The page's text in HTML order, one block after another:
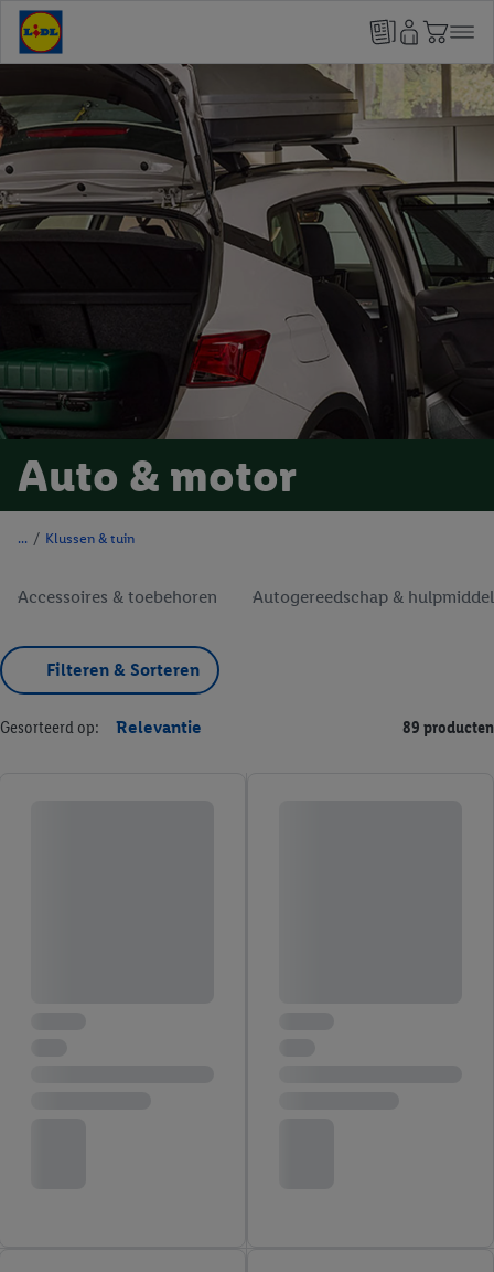
Auto & motor
/ Klussen & tuin
Accessoires & toebehoren Autogereedschap &
Filteren & Sorteren
Gesorteerd op: Relevantie 89 producten